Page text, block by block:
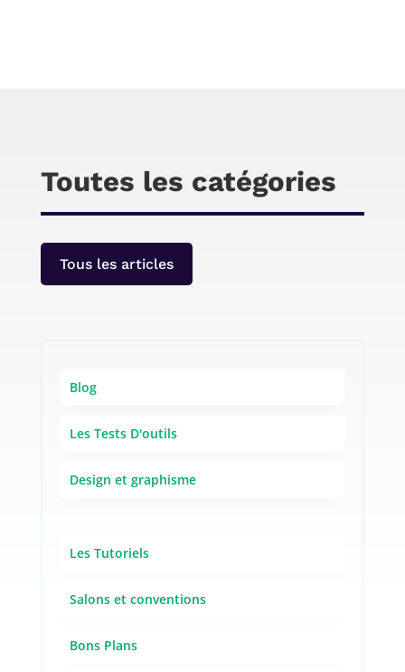
Toutes les catégories
Tous les articles
Blog
Les Tests D'outils
Design et graphisme
Les Tutoriels
Salons et conventions
Bons Plans